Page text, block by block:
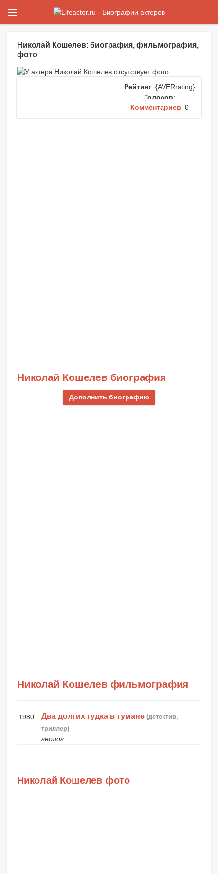
Николай Кошелев: биография, фильмография,
фото
Рейтинг: {AVERrating}
Голосов:
Комментариев: 0
Николай Кошелев биография
Дополнить биографию
Николай Кошелев фильмография
1980 Два долгих гудка в тумане (детектив,
триллер)
геолог
Николай Кошелев фото